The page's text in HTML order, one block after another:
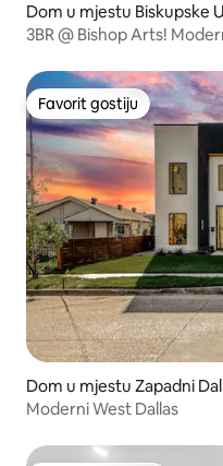
Dom u mjestu Biskupske
3BR @ Bishop Arts!
Favorit gostiju
Favorit gostiju
Dom u mjestu Zapadni
Moderni West Dallas